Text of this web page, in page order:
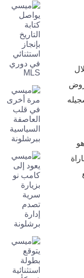
في مسيرته الاحترافية ، حيث لعب مباراته رقم 100 خلال
فيه عروض
مباراة فقط هو
في 17 مع